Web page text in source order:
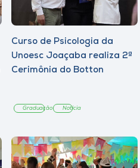
Curso de Psicologia da
Unoesc Joaçaba realiza 2ª
Cerimônia do Botton
Graduação Notícia